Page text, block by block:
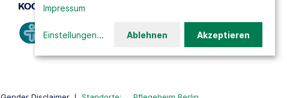
KOOPERATIONSPARTNER
Impressum
Einstellungen... Ablehnen Akzeptieren